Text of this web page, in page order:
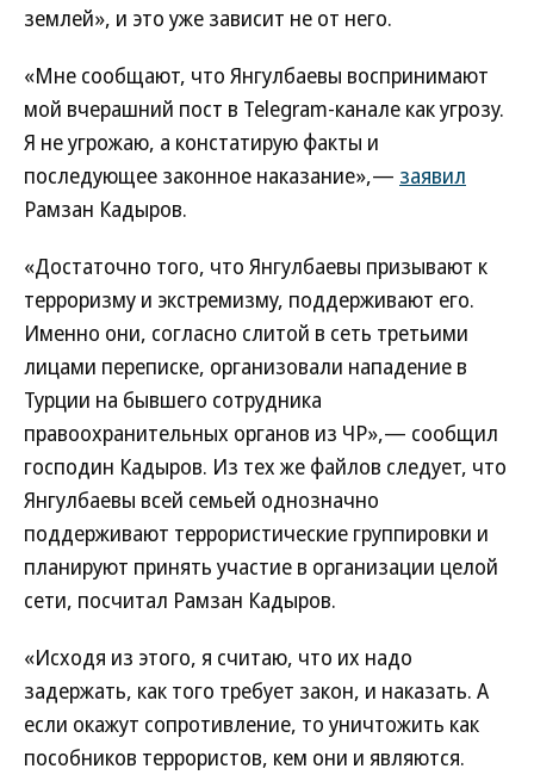
землей», и это уже зависит не от него.
«Мне сообщают, что Янгулбаевы воспринимают
мой вчерашний пост в Telegram-канале как угрозу.
Я не угрожаю, а констатирую факты и
последующее законное наказание»,— заявил
Рамзан Кадыров.
«Достаточно того, что Янгулбаевы призывают к
терроризму и экстремизму, поддерживают его.
Именно они, согласно слитой в сеть третьими
лицами переписке, организовали нападение в
Турции на бывшего сотрудника
правоохранительных органов из ЧР»,— сообщил
господин Кадыров. Из тех же файлов следует, что
Янгулбаевы всей семьей однозначно
поддерживают террористические группировки и
планируют принять участие в организации целой
сети, посчитал Рамзан Кадыров.
«Исходя из этого, я считаю, что их надо
задержать, как того требует закон, и наказать. А
если окажут сопротивление, то уничтожить как
пособников террористов, кем они и являются.